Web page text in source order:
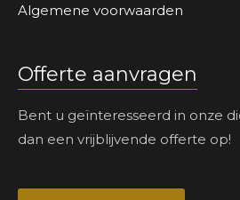
Algemene voorwaarden
Offerte aanvragen
Bent u geïnteresseerd in onze
dan een vrijblijvende offerte op!